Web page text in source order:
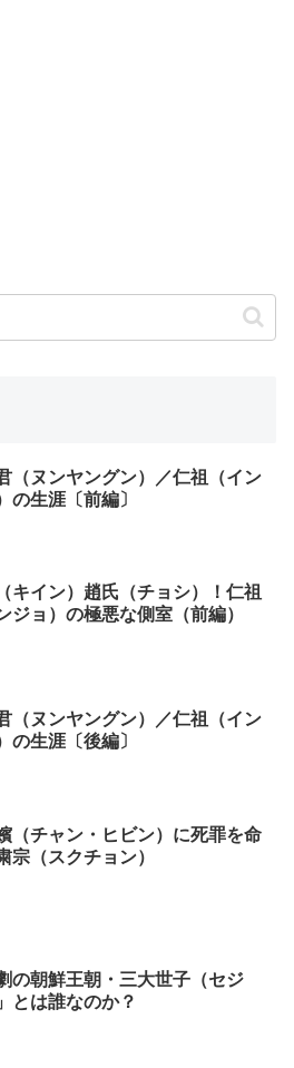
（ヌンヤングン）／仁祖（イン
の生涯〔前編〕
キイン）趙氏（チョシ）！仁祖
ジョ）の極悪な側室（前編）
（ヌンヤングン）／仁祖（イン
の生涯〔後編〕
（チャン・ヒビン）に死罪を命
宗（スクチョン）
の朝鮮王朝・三大世子（セジ
とは誰なのか？